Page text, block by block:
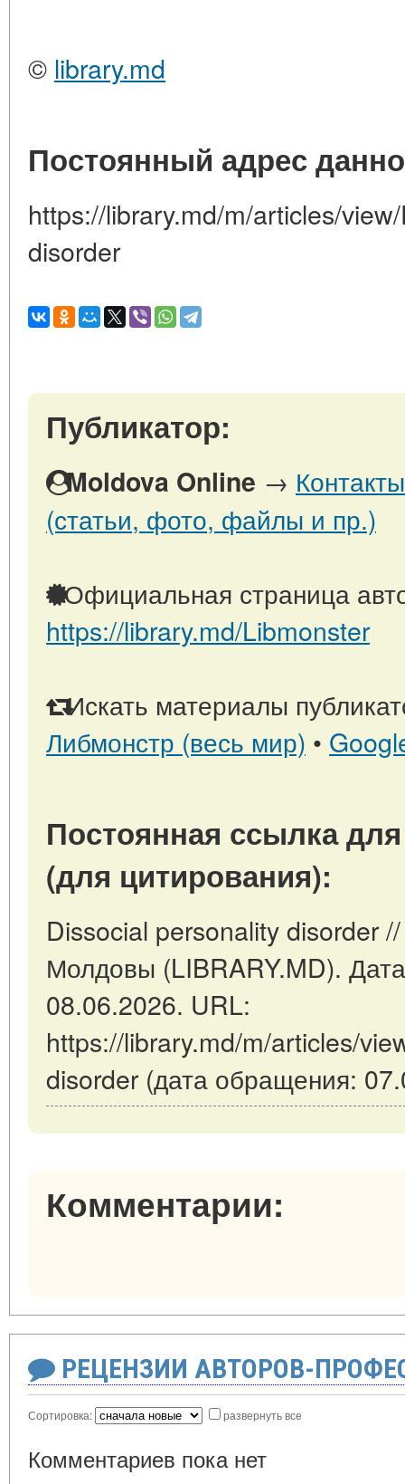
© library.md
Постоянный адрес
https://library.md/m/articles/
disorder
Публикатор:
Moldova Online →
(статьи, фото, файлы и пр.)
Официальная страница
https://library.md/Libmonster
Искать материалы
Либмонстр (весь мир) •
Постоянная ссылка
(для цитирования):
Dissocial personality disorder
Молдовы (LIBRARY.MD).
08.06.2026. URL:
https://library.md/m/articles/
disorder (дата обращения:
Комментарии:
РЕЦЕНЗИИ АВТОРОВ-
Сортировка: развернуть все
Комментариев пока нет